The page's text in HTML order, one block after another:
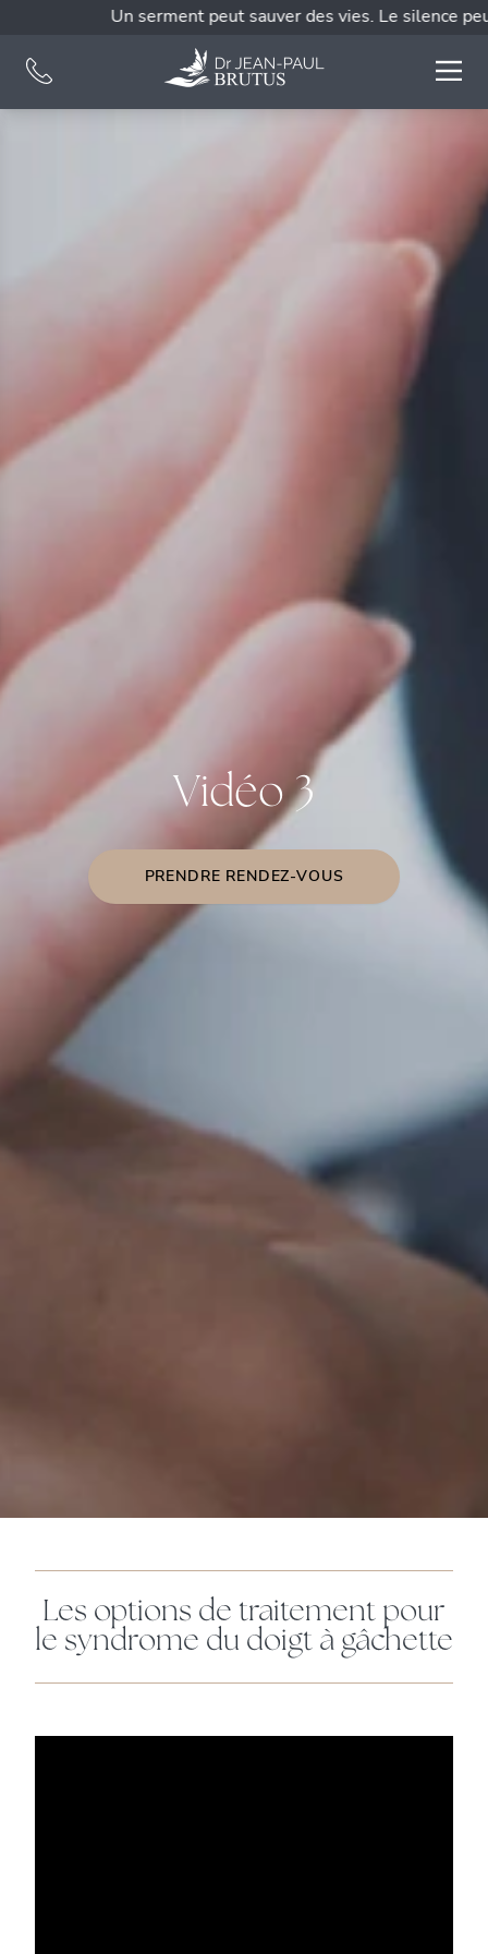
Un serment peut sauver des vies. Le silence
Vidéo 3
PRENDRE RENDEZ-VOUS
Les options de traitement pour
le syndrome du doigt à gâchette